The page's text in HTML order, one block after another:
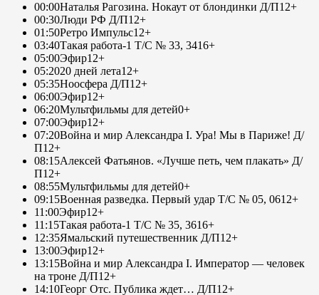
00:00Наталья Рагозина. Нокаут от блондинки Д/П12+
00:30Люди РФ Д/П12+
01:50Ретро Импульс12+
03:40Такая работа-1 Т/С № 33, 3416+
05:00Эфир12+
05:2020 дней лета12+
05:35Ноосфера Д/П12+
06:00Эфир12+
06:20Мультфильмы для детей0+
07:00Эфир12+
07:20Война и мир Александра I. Ура! Мы в Париже! Д/
П12+
08:15Алексей Фатьянов. «Лучше петь, чем плакать» Д/
П12+
08:55Мультфильмы для детей0+
09:15Военная разведка. Первый удар Т/С № 05, 0612+
11:00Эфир12+
11:15Такая работа-1 Т/С № 35, 3616+
12:35Ямальский путешественник Д/П12+
13:00Эфир12+
13:15Война и мир Александра I. Император — человек
на троне Д/П12+
14:10Георг Отс. Публика ждет… Д/П12+